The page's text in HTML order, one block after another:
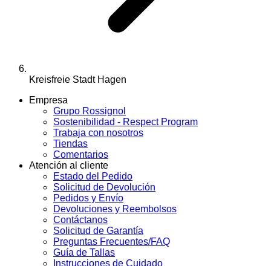
Kreisfreie Stadt Hagen
Empresa
Grupo Rossignol
Sostenibilidad - Respect Program
Trabaja con nosotros
Tiendas
Comentarios
Atención al cliente
Estado del Pedido
Solicitud de Devolución
Pedidos y Envío
Devoluciones y Reembolsos
Contáctanos
Solicitud de Garantía
Preguntas Frecuentes/FAQ
Guía de Tallas
Instrucciones de Cuidado